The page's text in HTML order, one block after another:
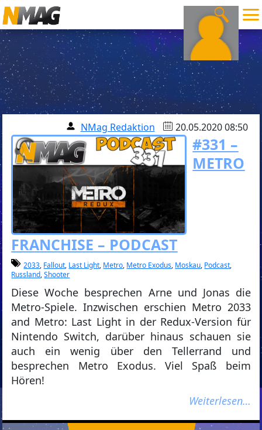
NMag Redaktion 20.05.2020 08:50
#331 –
METRO
FRANCHISE – PODCAST
2033, Fallout, Last Light, Metro, Metro Exodus, Moskau, Podcast,
Russland,Shooter
Diese Woche besprechen Arne und Jonas die
Metro-Spiele. Inzwischen erschien Metro 2033
and Metro: Last Light in der Redux-Version für
Nintendo Switch, darüber hinaus schauen sie
auch ein wenig über den Tellerrand und
besprechen Metro Exodus. Viel Spaß beim
Hören!
Weiterlesen…